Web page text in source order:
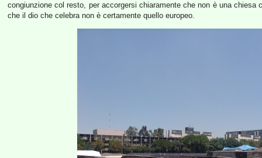
congiunzione col resto, per accorgersi chiaramente che non è una
che il dio che celebra non è certamente quello europeo.